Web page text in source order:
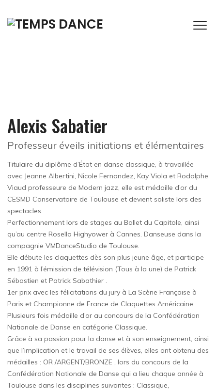
Alexis Sabatier
Professeur éveils initiations et élémentaires
Titulaire du diplôme d’État en danse classique, à travaillée
avec Jeanne Albertini, Nicole Fernandez, Kay Viola et Rodolphe
Viaud professeure de Modern jazz, elle est médaille d’or du
CESMD Conservatoire de Toulouse et devient soliste lors des
spectacles.
Perfectionnement lors de stages au Ballet du Capitole, ainsi
qu’au centre Rosella Highyower à Cannes. Danseuse dans la
compagnie VMDanceStudio de Toulouse.
Elle débute les claquettes dès son plus jeune âge, et participe
en 1991 à l’émission de télévision (Tous à la une) de Patrick
Sébastien et Patrick Sabathier .
1er prix avec les félicitations du jury à La Scène Française à
Paris et Championne de France de Claquettes Américaine .
Plusieurs fois médaille d’or au concours de la Confédération
Nationale de Danse en catégorie Classique.
Grâce à sa passion pour la danse et à son enseignement, ainsi
que l’implication et le travail de ses élèves, elles ont obtenu des
médailles : OR /ARGENT/BRONZE , lors du concours de la
Confédération Nationale de Danse qui a lieu chaque année à
Toulouse dans les disciplines suivantes : Classique,